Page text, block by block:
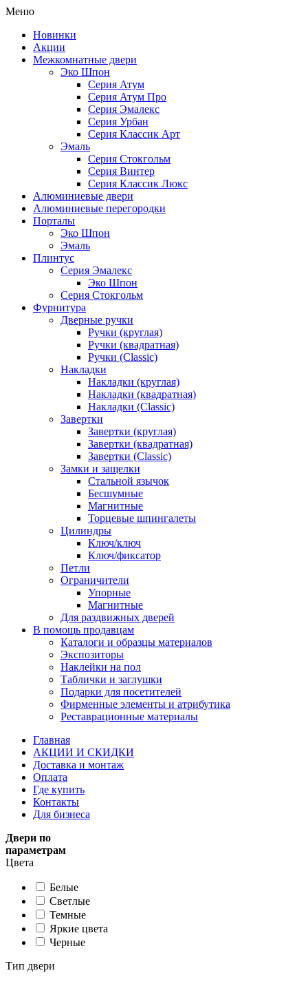
Меню
Новинки
Акции
Межкомнатные двери
Эко Шпон
Серия Атум
Серия Атум Про
Серия Эмалекс
Серия Урбан
Серия Классик Арт
Эмаль
Серия Стокгольм
Серия Винтер
Серия Классик Люкс
Алюминиевые двери
Алюминиевые перегородки
Порталы
Эко Шпон
Эмаль
Плинтус
Серия Эмалекс
Эко Шпон
Серия Стокгольм
Фурнитура
Дверные ручки
Ручки (круглая)
Ручки (квадратная)
Ручки (Classic)
Накладки
Накладки (круглая)
Накладки (квадратная)
Накладки (Classic)
Завертки
Завертки (круглая)
Завертки (квадратная)
Завертки (Classic)
Замки и защелки
Стальной язычок
Бесшумные
Магнитные
Торцевые шпингалеты
Цилиндры
Ключ/ключ
Ключ/фиксатор
Петли
Ограничители
Упорные
Магнитные
Для раздвижных дверей
В помощь продавцам
Каталоги и образцы материалов
Экспозиторы
Наклейки на пол
Таблички и заглушки
Подарки для посетителей
Фирменные элементы и атрибутика
Реставрационные материалы
Главная
АКЦИИ И СКИДКИ
Доставка и монтаж
Оплата
Где купить
Контакты
Для бизнеса
Двери по
параметрам
Цвета
Белые
Светлые
Темные
Яркие цвета
Черные
Тип двери